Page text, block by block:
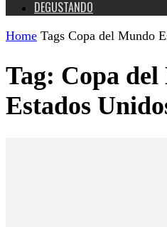
DEGUSTANDO
Home Tags Copa del Mundo
Tag: Copa
Estados